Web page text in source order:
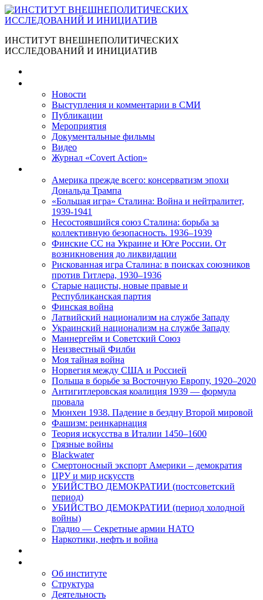
ИНСТИТУТ ВНЕШНЕПОЛИТИЧЕСКИХ
ИССЛЕДОВАНИЙ И ИНИЦИАТИВ
Новости
Выступления и коммента­рии в СМИ
Публикации
Мероприятия
Документальные фильмы
Видео
Журнал «Covert Action»
Америка прежде всего: консерватизм эпохи
Дональда Трампа
«Большая игра» Сталина: Война и нейтралитет,
1939-1941
Несостоявшийся союз Сталина: борьба за
коллективную безопасность. 1936–1939
Финские СС на Украине и Юге России. От
возникновения до ликвидации
Рискованная игра Сталина: в поисках союзников
против Гитлера, 1930–1936
Старые нацисты, новые правые и
Республиканская партия
Финская война
Латвийский национализм на службе Западу
Украинский национализм на службе Западу
Маннергейм и Советский Союз
Неизвестный Филби
Моя тайная война
Норвегия между США и Россией
Польша в борьбе за Восточную Европу, 1920–2020
Антигитлеровская коалиция 1939 — формула
провала
Мюнхен 1938. Падение в бездну Второй мировой
Фашизм: реинкарнация
Теория искусства в Италии 1450–1600
Грязные войны
Blackwater
Смертоносный экспорт Америки – демократия
ЦРУ и мир искусств
УБИЙСТВО ДЕМОКРАТИИ (постсоветский
период)
УБИЙСТВО ДЕМОКРАТИИ (период холодной
войны)
Гладио — Секретные армии НАТО
Наркотики, нефть и война
Об институте
Структура
Деятельность